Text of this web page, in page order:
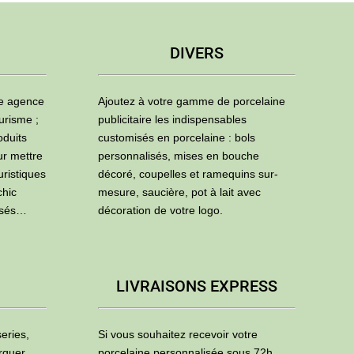
agence
;
mettre
DIVERS
Ajoutez à votre gamme de porcelaine
publicitaire les indispensables
customisés en porcelaine : bols
personnalisés, mises en bouche
décoré, coupelles et ramequins sur-
mesure, saucière, pot à lait avec
décoration de votre logo.
LIVRAISONS EXPRESS
Si vous souhaitez recevoir votre